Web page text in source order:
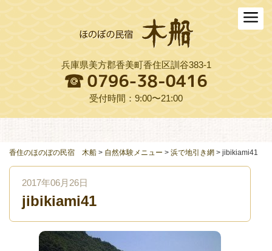
兵庫県美方郡香美町香住区訓谷383-1
受付時間：9:00〜21:00
交通アクセス
よくある質問
お役立ちリンク集
ご予約プラン一覧
香住のほのぼの民宿 木船 > 自然体験メニュー > 浜で地引き網 > jibikiami41
2017年06月26日
jibikiami41